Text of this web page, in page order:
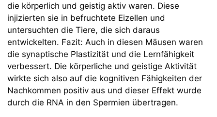
die körperlich und geistig aktiv waren. Diese
injizierten sie in befruchtete Eizellen und
untersuchten die Tiere, die sich daraus
entwickelten. Fazit: Auch in diesen Mäusen waren
die synaptische Plastizität und die Lernfähigkeit
verbessert. Die körperliche und geistige Aktivität
wirkte sich also auf die kognitiven Fähigkeiten der
Nachkommen positiv aus und dieser Effekt wurde
durch die RNA in den Spermien übertragen.